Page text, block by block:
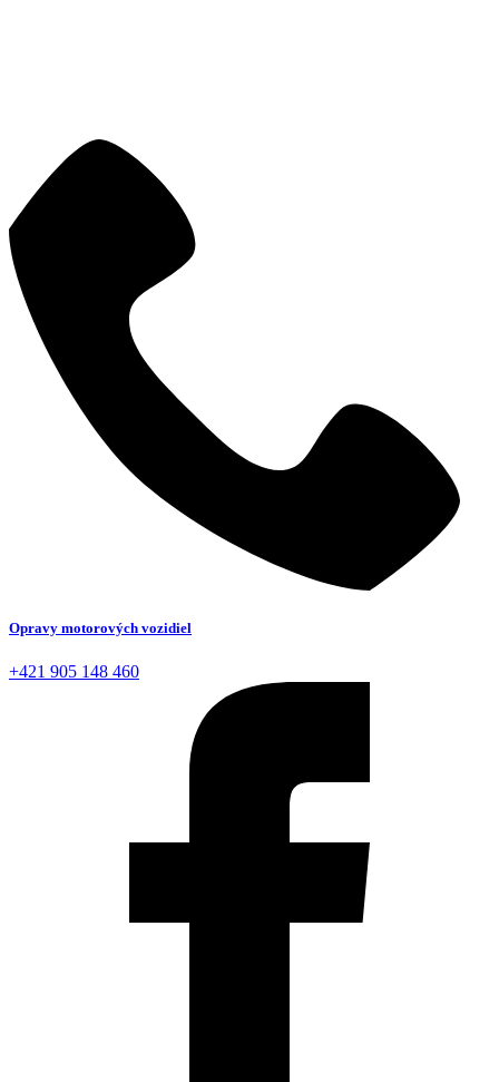
Opravy motorových vozidiel
+421 905 148 460